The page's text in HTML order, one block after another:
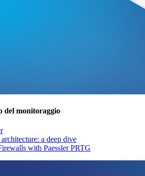
del monitoraggio
a deep dive
with Paessler PRTG